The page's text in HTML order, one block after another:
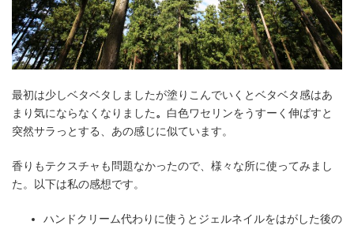
最初は少しベタベタしましたが塗りこんでいくとベタベタ感はあ
まり気にならなくなりました。 白色ワセリンをうすーく伸ばすと
突然サラっとする、あの感じに似ています。
香りもテクスチャも問題なかったので、様々な所に使ってみまし
た。以下は私の感想です。
ハンドクリーム代わりに使うとジェルネイルをはがした後の